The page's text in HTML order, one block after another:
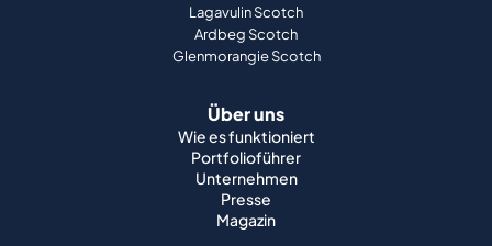
Lagavulin Scotch
Ardbeg Scotch
Glenmorangie Scotch
Über uns
Wie es funktioniert
Portfolioführer
Unternehmen
Presse
Magazin